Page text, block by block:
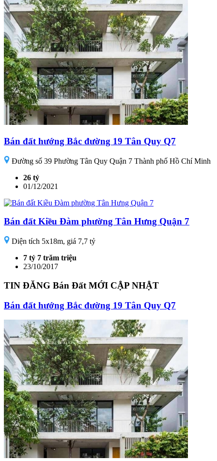
Bán đất hướng Bắc đường 19 Tân Quy Q7
Đường số 39 Phường Tân Quy Quận 7 Thành phố Hồ Chí Minh
26 tỷ
01/12/2021
Bán đất Kiều Đàm phường Tân Hưng Quận 7
Diện tích 5x18m, giá 7,7 tỷ
7 tỷ 7 trăm triệu
23/10/2017
TIN ĐĂNG Bán Đất MỚI CẬP NHẬT
Bán đất hướng Bắc đường 19 Tân Quy Q7